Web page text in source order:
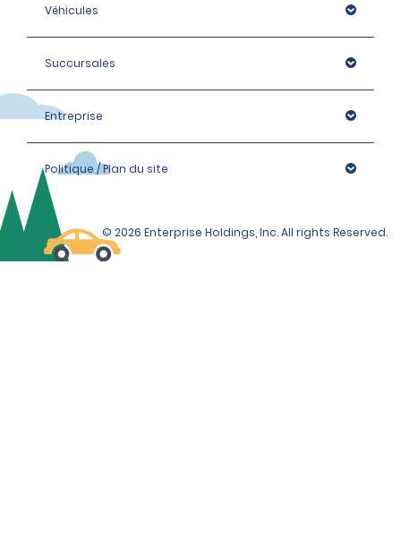
Véhicules
Succursales
Entreprise
Politique / Plan du site
© 2026 Enterprise Holdings, Inc. All rights Reserved.